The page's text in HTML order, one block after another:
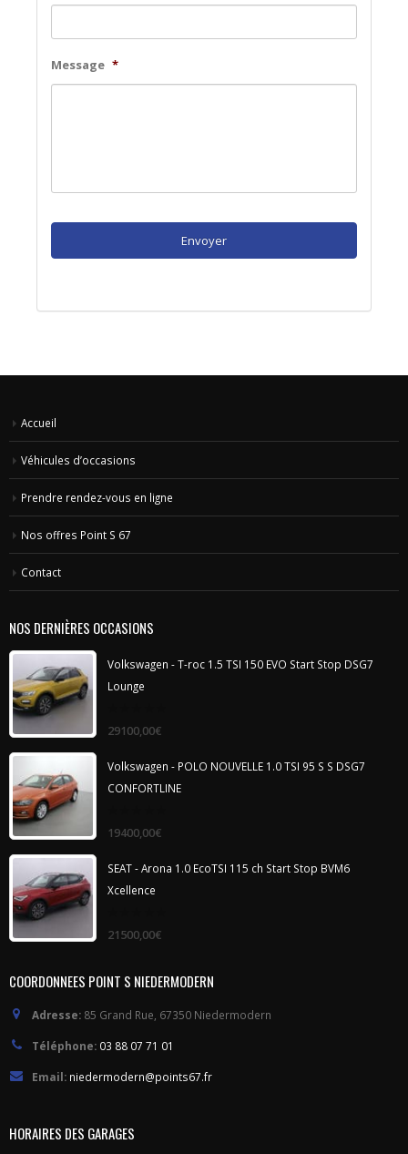
Message *
Accueil
Véhicules d’occasions
Prendre rendez-vous en ligne
Nos offres Point S 67
Contact
NOS DERNIÈRES OCCASIONS
Volkswagen - T-roc 1.5 TSI 150 EVO Start Stop DSG7
Lounge
out
29100,00€
Volkswagen - POLO NOUVELLE 1.0 TSI 95 S S DSG7
CONFORTLINE
out
19400,00€
SEAT - Arona 1.0 EcoTSI 115 ch Start Stop BVM6
Xcellence
out
21500,00€
COORDONNEES POINT S NIEDERMODERN
Adresse: 85 Grand Rue, 67350 Niedermodern
Téléphone: 03 88 07 71 01
Email: niedermodern@points67.fr
HORAIRES DES GARAGES